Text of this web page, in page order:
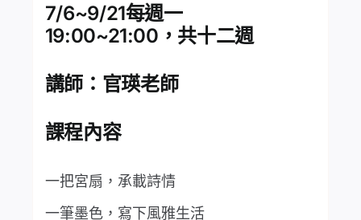
7/6~9/21每週一
19:00~21:00，共十二週
講師：官瑛老師
課程內容
一把宮扇，承載詩情
一筆墨色，寫下風雅生活